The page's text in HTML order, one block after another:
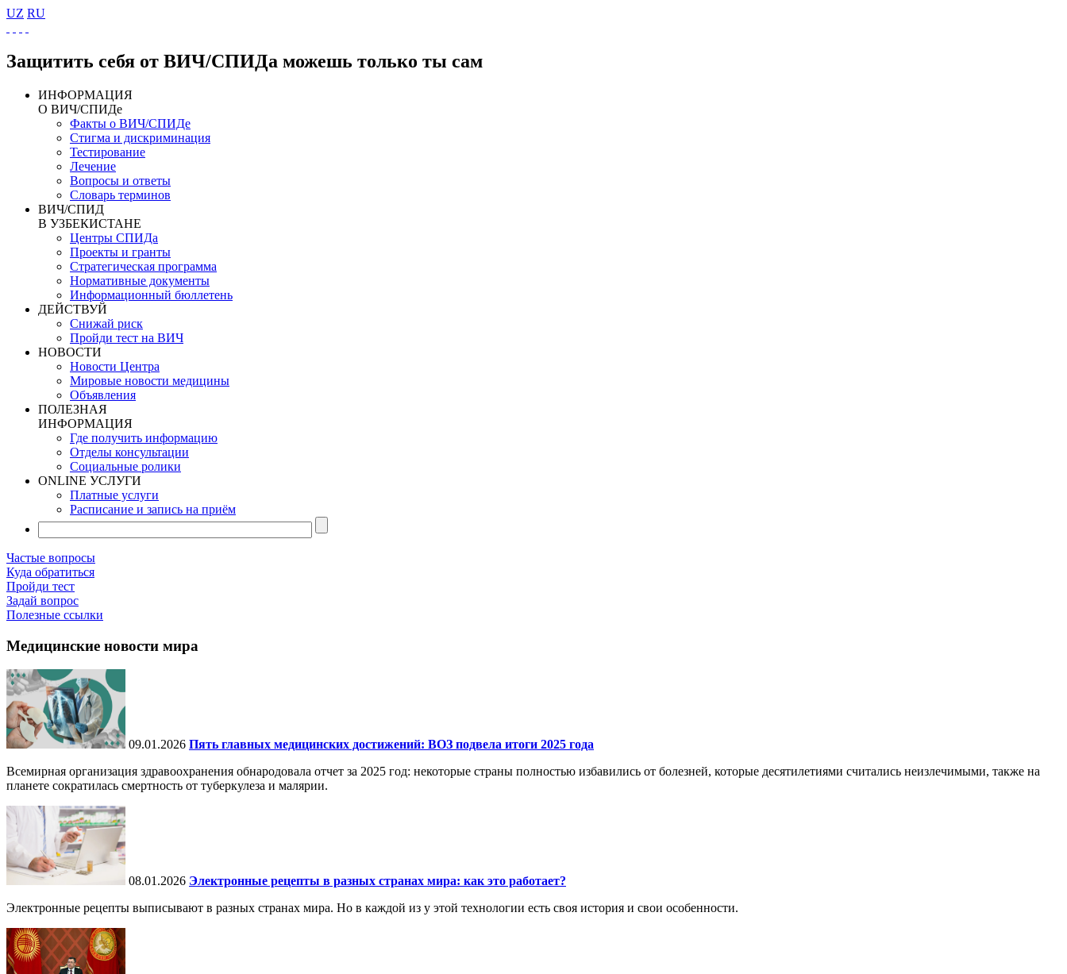
UZ RU
Защитить себя от ВИЧ/СПИДа можешь только ты сам
ИНФОРМАЦИЯ
О ВИЧ/СПИДе
Факты о ВИЧ/СПИДе
Стигма и дискриминация
Тестирование
Лечение
Вопросы и ответы
Словарь терминов
ВИЧ/СПИД
В УЗБЕКИСТАНЕ
Центры СПИДа
Проекты и гранты
Стратегическая программа
Нормативные документы
Информационный бюллетень
ДЕЙСТВУЙ
Снижай риск
Пройди тест на ВИЧ
НОВОСТИ
Новости Центра
Мировые новости медицины
Объявления
ПОЛЕЗНАЯ
ИНФОРМАЦИЯ
Где получить информацию
Отделы консультации
Социальные ролики
ONLINE УСЛУГИ
Платные услуги
Расписание и запись на приём
Частые вопросы
Куда обратиться
Пройди тест
Задай вопрос
Полезные ссылки
Медицинские новости мира
09.01.2026 Пять главных медицинских достижений: ВОЗ подвела итоги 2025 года
Всемирная организация здравоохранения обнародовала отчет за 2025 год: некоторые страны полностью избавились от болезней, которые десятилетиями считались неизлечимыми, также на
планете сократилась смертность от туберкулеза и малярии.
08.01.2026 Электронные рецепты в разных странах мира: как это работает?
Электронные рецепты выписывают в разных странах мира. Но в каждой из у этой технологии есть своя история и свои особенности.